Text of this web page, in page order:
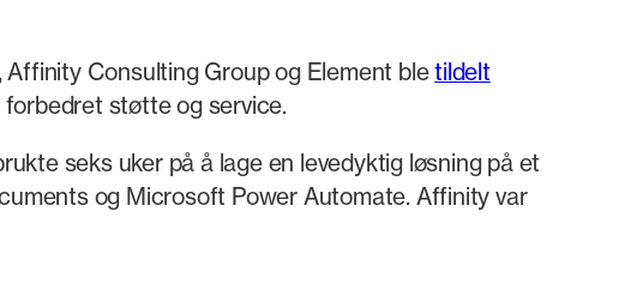
Affinity Consulting Group og Element bletildelt
støtte og service.
seks uker på å lage en levedyktig løsning på et
og Microsoft Power Automate. Affinity var